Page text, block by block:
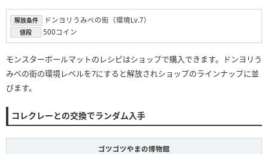
解放条件 ドンヨリうみべの街（環境Lv.7）
値段 500コイン
モンスターボールマットのレシピはショップで購入できます。ドンヨリう
みべの街の環境レベルを7にすると解放されショップのラインナップに並
びます。
コレクレーとの交換でランダム入手
ゴツゴツやまの博物館